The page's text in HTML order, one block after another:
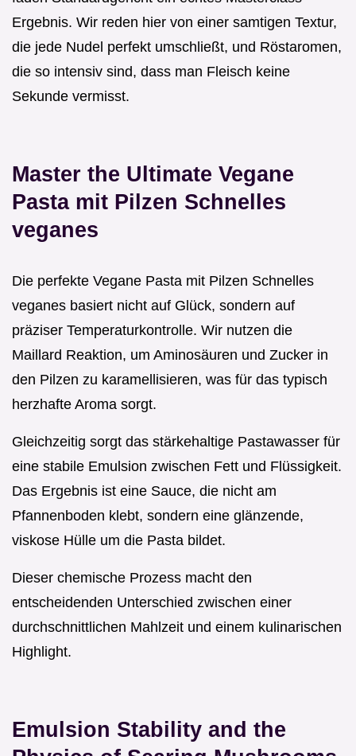
Ergebnis. Wir reden hier von einer samtigen Textur,
die jede Nudel perfekt umschließt, und Röstaromen,
die so intensiv sind, dass man Fleisch keine
Sekunde vermisst.
Master the Ultimate Vegane
Pasta mit Pilzen Schnelles
veganes
Die perfekte Vegane Pasta mit Pilzen Schnelles
veganes basiert nicht auf Glück, sondern auf
präziser Temperaturkontrolle. Wir nutzen die
Maillard Reaktion, um Aminosäuren und Zucker in
den Pilzen zu karamellisieren, was für das typisch
herzhafte Aroma sorgt.
Gleichzeitig sorgt das stärkehaltige Pastawasser für
eine stabile Emulsion zwischen Fett und Flüssigkeit.
Das Ergebnis ist eine Sauce, die nicht am
Pfannenboden klebt, sondern eine glänzende,
viskose Hülle um die Pasta bildet.
Dieser chemische Prozess macht den
entscheidenden Unterschied zwischen einer
durchschnittlichen Mahlzeit und einem kulinarischen
Highlight.
Emulsion Stability and the